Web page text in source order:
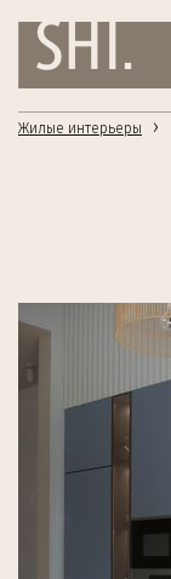
Жилые интерьеры ›